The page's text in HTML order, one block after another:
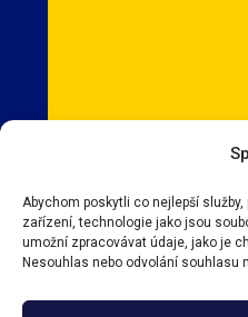
Abychom poskytli co nejlepší
zařízení, technologie jako jsou
umožní zpracovávat údaje, jako je
Nesouhlas nebo odvolání souhlasu